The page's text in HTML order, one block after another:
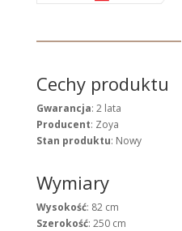
Cechy produktu
Gwarancja: 2 lata
Producent: Zoya
Stan produktu: Nowy
Wymiary
Wysokość: 82 cm
Szerokość: 250 cm